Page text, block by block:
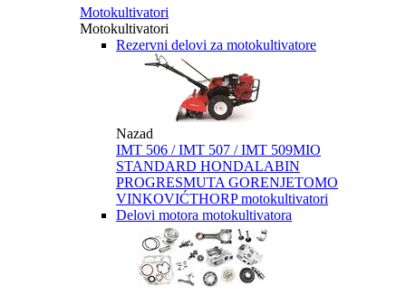
Motokultivatori
Motokultivatori
Rezervni delovi za motokultivatore
Nazad
IMT 506 / IMT 507 / IMT 509MIO
STANDARD HONDALABIN
PROGRESMUTA GORENJETOMO
VINKOVIĆTHORP motokultivatori
Delovi motora motokultivatora